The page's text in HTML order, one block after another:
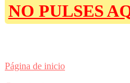
NO PULSES
Página de inicio